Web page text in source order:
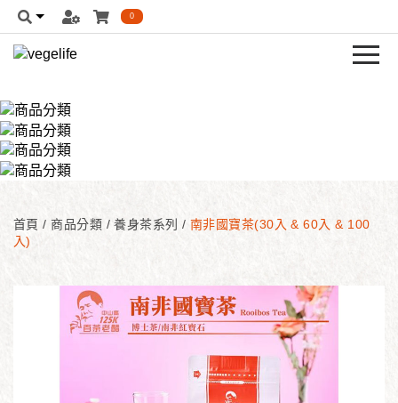
0
首頁/ 商品分類 /養身茶系列/ 南非國寶茶(30入 & 60入 & 100
入)